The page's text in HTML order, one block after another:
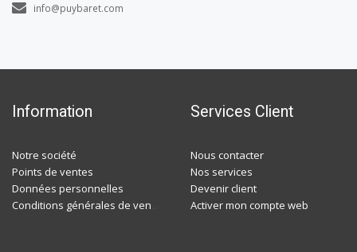
info@puybaret.com
Information
Notre société
Points de ventes
Données personnelles
Services Client
Nous contacter
Nos services
Devenir client
Activer mon compte web